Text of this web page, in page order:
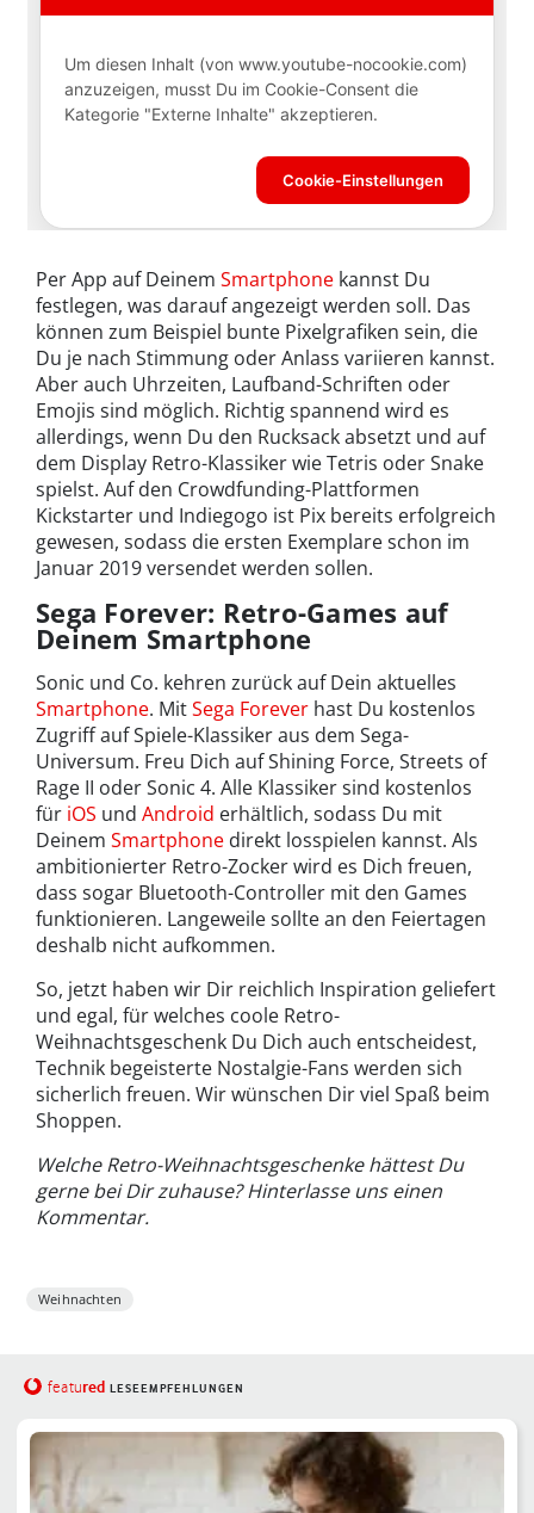
Per App auf Deinem Smartphone kannst Du
festlegen, was darauf angezeigt werden soll. Das
können zum Beispiel bunte Pixelgrafiken sein, die
Du je nach Stimmung oder Anlass variieren kannst.
Aber auch Uhrzeiten, Laufband-Schriften oder
Emojis sind möglich. Richtig spannend wird es
allerdings, wenn Du den Rucksack absetzt und auf
dem Display Retro-Klassiker wie Tetris oder Snake
spielst. Auf den Crowdfunding-Plattformen
Kickstarter und Indiegogo ist Pix bereits erfolgreich
gewesen, sodass die ersten Exemplare schon im
Januar 2019 versendet werden sollen.
Sega Forever: Retro-Games auf
Deinem Smartphone
Sonic und Co. kehren zurück auf Dein aktuelles
Smartphone. MitSega Forever hast Du kostenlos
Zugriff auf Spiele-Klassiker aus dem Sega-
Universum. Freu Dich auf Shining Force, Streets of
Rage II oder Sonic 4. Alle Klassiker sind kostenlos
für iOS und Android erhältlich, sodass Du mit
Deinem Smartphone direkt losspielen kannst. Als
ambitionierter Retro-Zocker wird es Dich freuen,
dass sogar Bluetooth-Controller mit den Games
funktionieren. Langeweile sollte an den Feiertagen
deshalb nicht aufkommen.
So, jetzt haben wir Dir reichlich Inspiration geliefert
und egal, für welches coole Retro-
Weihnachtsgeschenk Du Dich auch entscheidest,
Technik begeisterte Nostalgie-Fans werden sich
sicherlich freuen. Wir wünschen Dir viel Spaß beim
Shoppen.
Welche Retro-Weihnachtsgeschenke hättest Du
gerne bei Dir zuhause? Hinterlasse uns einen
Kommentar.
Weihnachten
featured LESEEMPFEHLUNGEN